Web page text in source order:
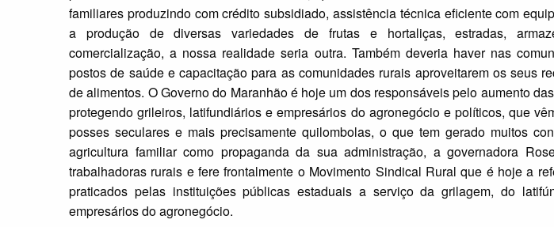
familiares produzindo com crédito subsidiado, assistência técnica eficiente com
a produção de diversas variedades de frutas e hortaliças, estradas,
comercialização, a nossa realidade seria outra. Também deveria haver nas
postos de saúde e capacitação para as comunidades rurais aproveitarem os seus
de alimentos. O Governo do Maranhão é hoje um dos responsáveis pelo aumento
protegendo grileiros, latifundiários e empresários do agronegócio e políticos, que
posses seculares e mais precisamente quilombolas, o que tem gerado muitos
agricultura familiar como propaganda da sua administração, a governadora
trabalhadoras rurais e fere frontalmente o Movimento Sindical Rural que é hoje a
praticados pelas instituições públicas estaduais a serviço da grilagem, do
empresários do agronegócio.